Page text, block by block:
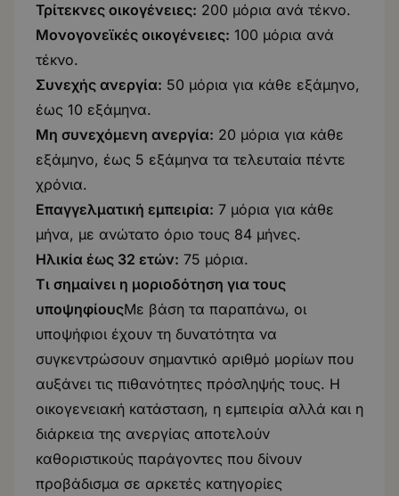
Τρίτεκνες οικογένειες: 200 μόρια ανά τέκνο.
Μονογονεϊκές οικογένειες: 100 μόρια ανά
τέκνο.
Συνεχής ανεργία: 50 μόρια για κάθε εξάμηνο,
έως 10 εξάμηνα.
Μη συνεχόμενη ανεργία: 20 μόρια για κάθε
εξάμηνο, έως 5 εξάμηνα τα τελευταία πέντε
χρόνια.
Επαγγελματική εμπειρία: 7 μόρια για κάθε
μήνα, με ανώτατο όριο τους 84 μήνες.
Ηλικία έως 32 ετών: 75 μόρια.
Τι σημαίνει η μοριοδότηση για τους
υποψηφίουςΜε βάση τα παραπάνω, οι
υποψήφιοι έχουν τη δυνατότητα να
συγκεντρώσουν σημαντικό αριθμό μορίων που
αυξάνει τις πιθανότητες πρόσληψής τους. Η
οικογενειακή κατάσταση, η εμπειρία αλλά και η
διάρκεια της ανεργίας αποτελούν
καθοριστικούς παράγοντες που δίνουν
προβάδισμα σε αρκετές κατηγορίες